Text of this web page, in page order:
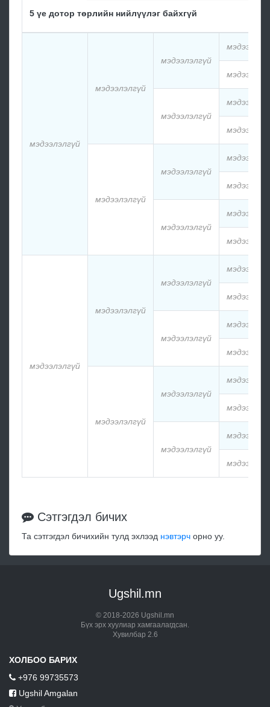
5 үе дотор төрлийн нийлүүлэг байхгүй
мэдээлэлгүй
мэдээлэлгүй
мэдээлэлгүй
мэдээлэлгүй
мэдээлэлгүй
мэдээлэлгүй
мэдээлэлгүй
мэдээлэлгүй
мэдээлэлгүй
мэдээлэлгүй
мэдээлэлгүй
мэдээлэлгүй
мэдээлэлгүй
мэдээлэлгүй
Сэтгэгдэл бичих
Та сэтгэгдэл бичихийн тулд эхлээд нэвтэрч орно уу.
Ugshil.mn
© 2018-2026 Ugshil.mn
Бүх эрх хуулиар хамгаалагдсан.
Хувилбар 2.6
ХОЛБОО БАРИХ
+976 99735573
Ugshil Amgalan